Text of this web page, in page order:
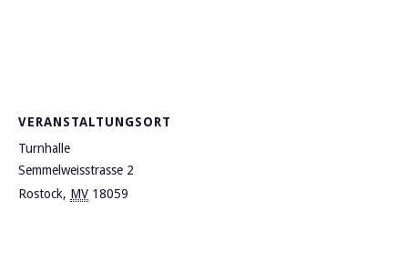
VERANSTALTUNGSORT
Turnhalle
Semmelweisstrasse 2
Rostock, MV 18059